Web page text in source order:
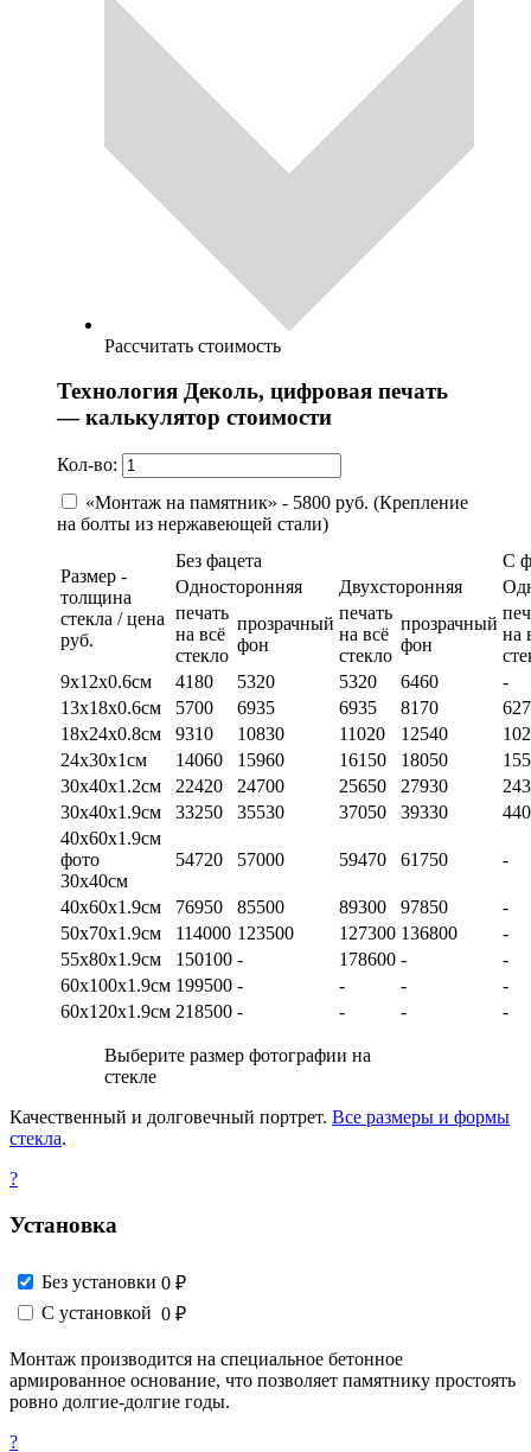
Рассчитать стоимость
Технология Деколь, цифровая печать
— калькулятор стоимости
Кол-во:
«Монтаж на памятник» - 5800 руб. (Крепление
на болты из нержавеющей стали)
Размер -
толщина
стекла / цена
руб.
Без фацета
С
Односторонняя
Двухсторонняя
печать
на всё
стекло
прозрачный
фон
печать
на всё
стекло
прозрачный
фон
на
9х12х0.6см
4180 5320 5320 6460
-
13х18х0.6см
5700 6935 6935 8170
18х24х0.8см
9310 10830 11020 12540
24х30х1см
14060 15960 16150 18050
30х40х1.2см
22420 24700 25650 27930
30х40х1.9см
33250 35530 37050 39330
40х60х1.9см
фото
30х40см
54720 57000 59470 61750 -
40х60х1.9см 76950 85500 89300 97850
-
50х70х1.9см
114000 123500 127300 136800
-
55х80х1.9см
150100 - 178600 -
-
60х100х1.9см 199500 - - -
-
60х120х1.9см 218500 - - - -
Выберите размер фотографии на
стекле
Качественный и долговечный портрет. Все размеры и формы
стекла.
?
Установка
Без установки 0 ₽
С установкой 0 ₽
Монтаж производится на специальное бетонное
армированное основание, что позволяет памятнику простоять
ровно долгие-долгие годы.
?